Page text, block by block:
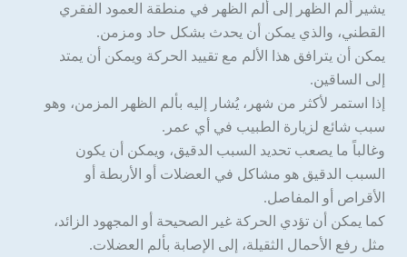
يشير ألم الظهر إلى ألم الظهر في منطقة العمود الفقري
القطني، والذي يمكن أن يحدث بشكل حاد ومزمن.
يمكن أن يترافق هذا الألم مع تقييد الحركة ويمكن أن يمتد
إلى الساقين.
إذا استمر لأكثر من شهر، يُشار إليه بألم الظهر المزمن، وهو
سبب شائع لزيارة الطبيب في أي عمر.
وغالباً ما يصعب تحديد السبب الدقيق، ويمكن أن يكون
السبب الدقيق هو مشاكل في العضلات أو الأربطة أو
الأقراص أو المفاصل.
كما يمكن أن تؤدي الحركة غير الصحيحة أو المجهود الزائد،
مثل رفع الأحمال الثقيلة، إلى الإصابة بألم العضلات.